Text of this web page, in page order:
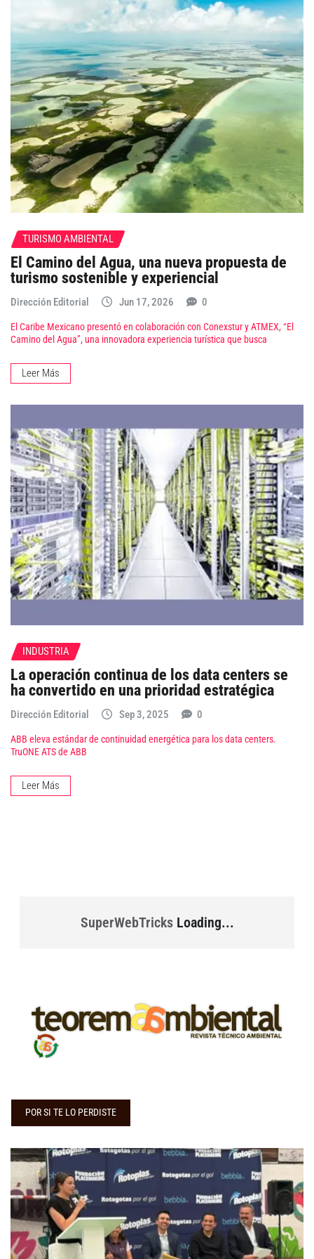
TURISMO AMBIENTAL
El Camino del Agua, una nueva propuesta de
turismo sostenible y experiencial
Dirección Editorial Jun 17, 2026 0
El Caribe Mexicano presentó en colaboración con Conexstur y ATMEX, “El
Camino del Agua”, una innovadora experiencia turística que busca
Leer Más
INDUSTRIA
La operación continua de los data centers se
ha convertido en una prioridad estratégica
Dirección Editorial Sep 3, 2025 0
ABB eleva estándar de continuidad energética para los data centers.
TruONE ATS de ABB
Leer Más
SuperWebTricksLoading...
POR SI TE LO PERDISTE